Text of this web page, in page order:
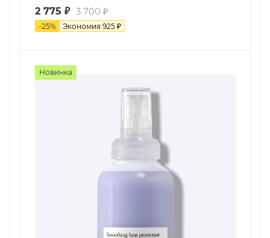
2 775 ₽ 3 700 ₽
-25% Экономия 925 ₽
Новинка